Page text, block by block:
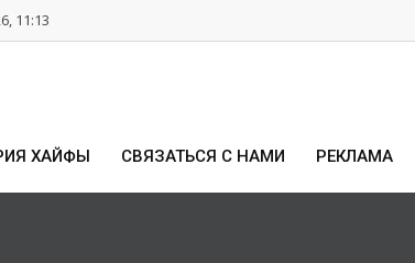
11:13
ХАЙФЫ СВЯЗАТЬСЯ С НАМИ РЕКЛАМА